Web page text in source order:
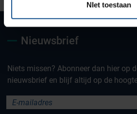
NIet toestaan
Nieuwsbrief
Niets missen? Abonneer dan hier op
nieuwsbrief en blijf altijd op de